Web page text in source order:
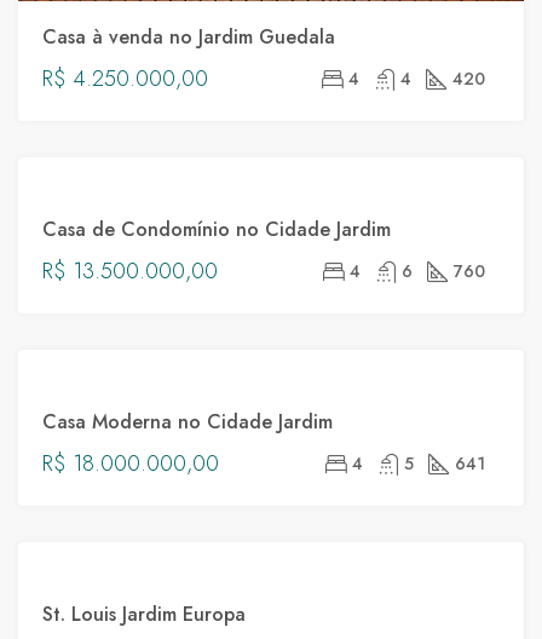
Casa à venda no Jardim Guedala
R$ 4.250.000,00 4 4 420
Casa de Condomínio no Cidade Jardim
R$ 13.500.000,00 4 6 760
Casa Moderna no Cidade Jardim
R$ 18.000.000,00 4 5 641
ST.
St. Louis Jardim Europa